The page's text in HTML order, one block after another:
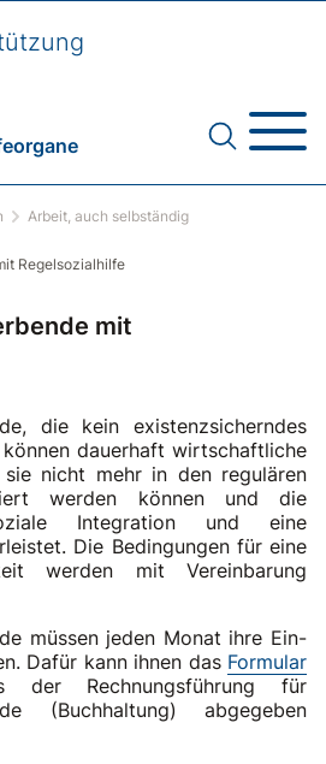
Arbeit, auch selbständig
Regelsozialhilfe
mit
die kein existenzsicherndes
dauerhaft wirtschaftliche
nicht mehr in den regulären
werden können und die
Integration und eine
Die Bedingungen für eine
werden mit Vereinbarung
müssen jeden Monat ihre Ein-
Dafür kann ihnen das Formular
der Rechnungsführung für
(Buchhaltung) abgegeben